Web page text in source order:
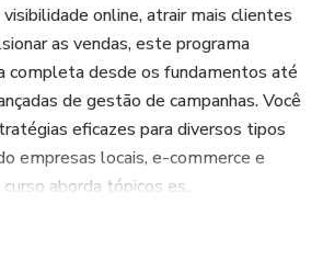
online, atrair mais clientes
as vendas, este programa
completa desde os fundamentos até
de gestão de campanhas. Você
eficazes para diversos tipos
empresas locais, e-commerce e
aborda tópicos es...